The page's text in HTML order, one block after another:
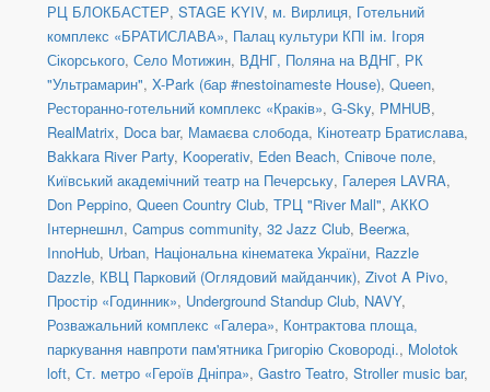
РЦ БЛОКБАСТЕР, STAGE KYIV, м. Вирлиця, Готельний
комплекс «БРАТИСЛАВА», Палац культури КПІ ім. Ігоря
Сікорського, Село Мотижин, ВДНГ, Поляна на ВДНГ, РК
"Ультрамарин", X-Park (бар #nestoinameste House), Queen,
Ресторанно-готельний комплекс «Краків», G-Sky, PMHUB,
RealMatrix, Doca bar, Мамаєва слобода, Кінотеатр Братислава,
Bakkara River Party, Kooperativ, Eden Beach, Співоче поле,
Київський академічний театр на Печерську, Галерея LAVRA,
Don Peppino, Queen Country Club, ТРЦ "River Mall", АККО
Інтернешнл, Campus community, 32 Jazz Club, Beerжа,
InnoHub, Urban, Національна кінематека України, Razzle
Dazzle, КВЦ Парковий (Оглядовий майданчик), Zivot A Pivo,
Простір «Годинник», Underground Standup Club, NAVY,
Розважальний комплекс «Галера», Контрактова площа,
паркування навпроти пам'ятника Григорію Сковороді., Molotok
loft, Ст. метро «Героїв Дніпра», Gastro Teatro, Stroller music bar,